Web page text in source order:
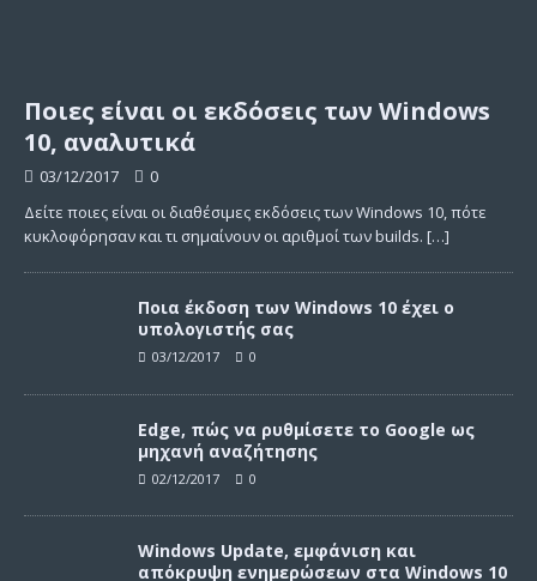
Ποιες είναι οι εκδόσεις των Windows
10, αναλυτικά
03/12/2017
0
Δείτε ποιες είναι οι διαθέσιμες εκδόσεις των Windows 10, πότε
κυκλοφόρησαν και τι σημαίνουν οι αριθμοί των builds. […]
Ποια έκδοση των Windows 10 έχει ο
υπολογιστής σας
03/12/2017 0
Edge, πώς να ρυθμίσετε το Google ως
μηχανή αναζήτησης
02/12/2017 0
Windows Update, εμφάνιση και
απόκρυψη ενημερώσεων στα Windows 10